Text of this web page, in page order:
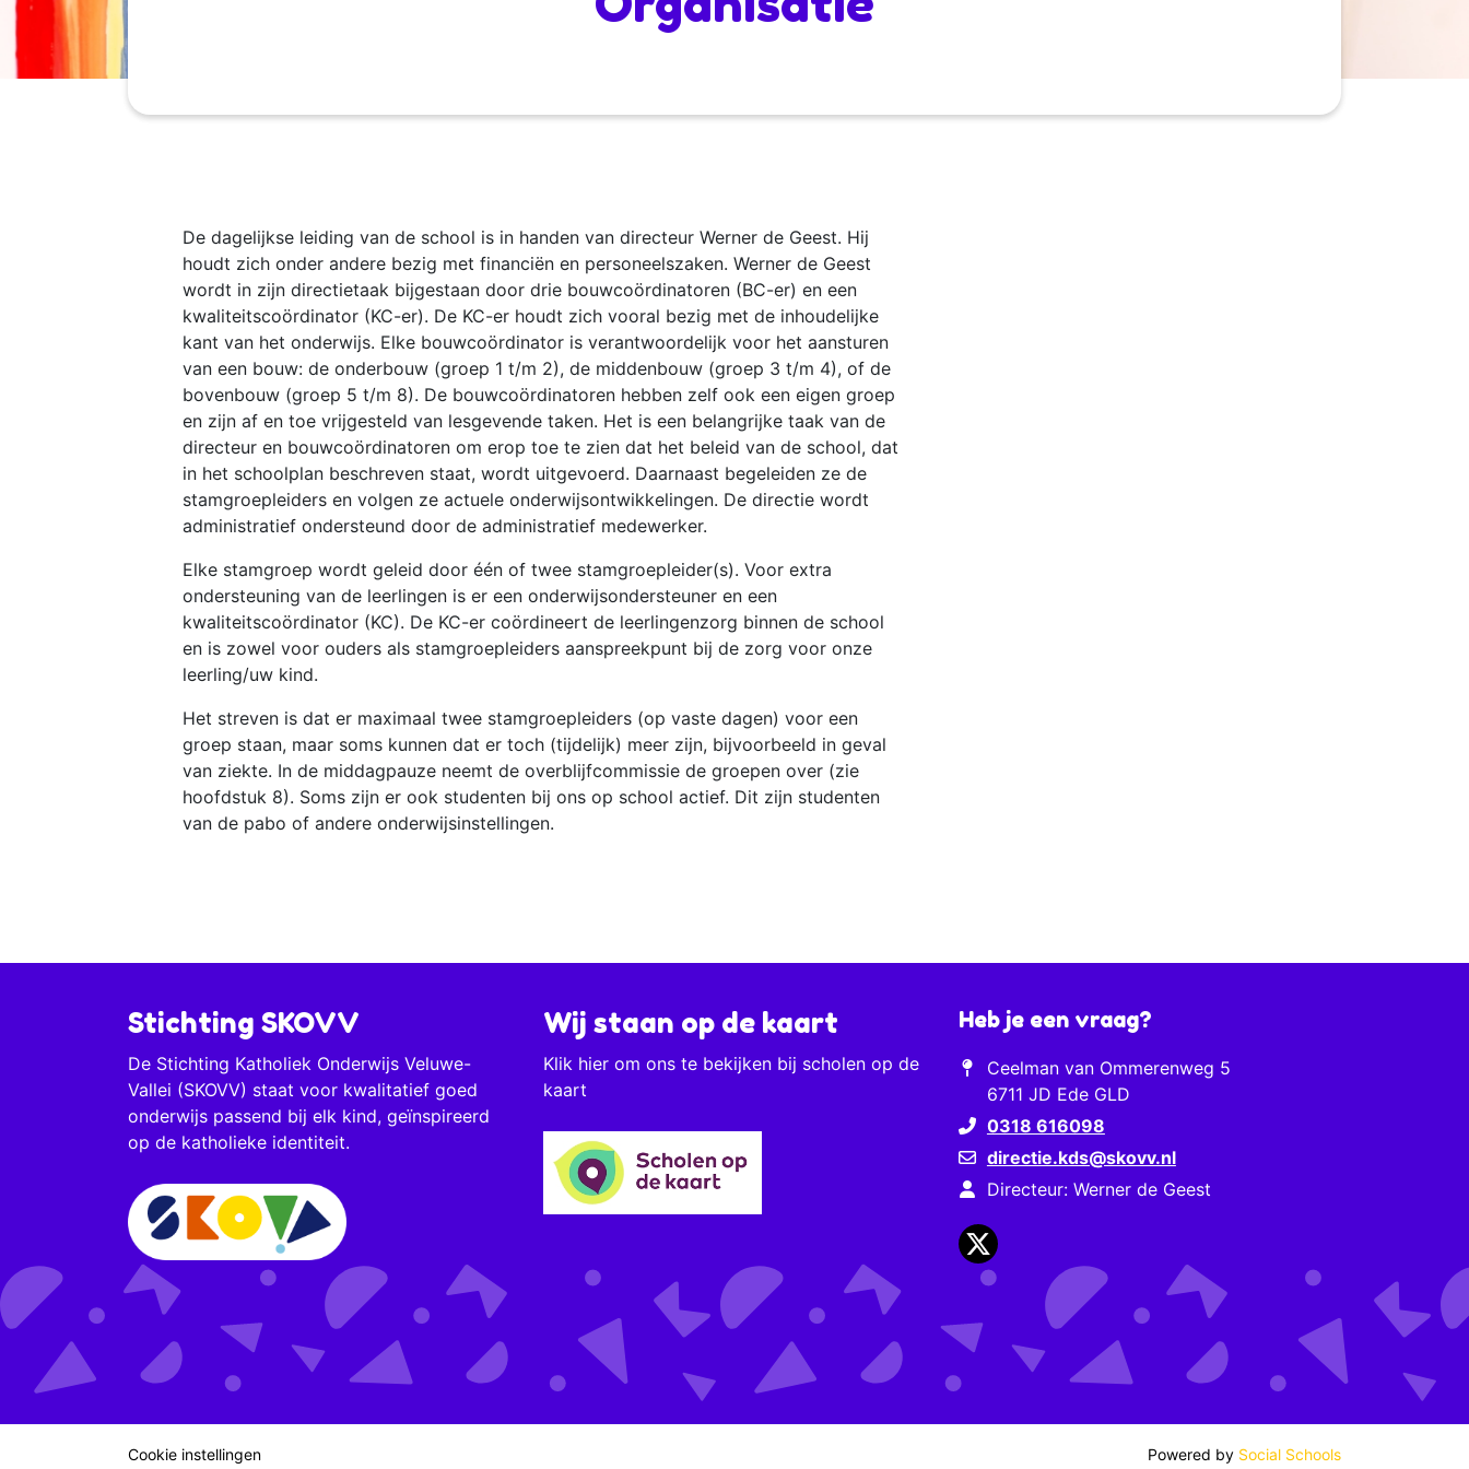
De dagelijkse leiding van de school is in handen van directeur Werner de Geest. Hij
houdt zich onder andere bezig met financiën en personeelszaken. Werner de Geest
wordt in zijn directietaak bijgestaan door drie bouwcoördinatoren (BC-er) en een
kwaliteitscoördinator (KC-er). De KC-er houdt zich vooral bezig met de inhoudelijke
kant van het onderwijs. Elke bouwcoördinator is verantwoordelijk voor het aansturen
van een bouw: de onderbouw (groep 1 t/m 2), de middenbouw (groep 3 t/m 4), of de
bovenbouw (groep 5 t/m 8). De bouwcoördinatoren hebben zelf ook een eigen groep
en zijn af en toe vrijgesteld van lesgevende taken. Het is een belangrijke taak van de
directeur en bouwcoördinatoren om erop toe te zien dat het beleid van de school, dat
in het schoolplan beschreven staat, wordt uitgevoerd. Daarnaast begeleiden ze de
stamgroepleiders en volgen ze actuele onderwijsontwikkelingen. De directie wordt
administratief ondersteund door de administratief medewerker.
Elke stamgroep wordt geleid door één of twee stamgroepleider(s). Voor extra
ondersteuning van de leerlingen is er een onderwijsondersteuner en een
kwaliteitscoördinator (KC). De KC-er coördineert de leerlingenzorg binnen de school
en is zowel voor ouders als stamgroepleiders aanspreekpunt bij de zorg voor onze
leerling/uw kind.
Het streven is dat er maximaal twee stamgroepleiders (op vaste dagen) voor een
groep staan, maar soms kunnen dat er toch (tijdelijk) meer zijn, bijvoorbeeld in geval
van ziekte. In de middagpauze neemt de overblijfcommissie de groepen over (zie
hoofdstuk 8). Soms zijn er ook studenten bij ons op school actief. Dit zijn studenten
van de pabo of andere onderwijsinstellingen.
Stichting SKOVV
De Stichting Katholiek Onderwijs Veluwe-
Vallei (SKOVV) staat voor kwalitatief goed
onderwijs passend bij elk kind, geïnspireerd
op de katholieke identiteit.
Wij staan op de kaart
Klik hierom ons te bekijken bij scholen op de
kaart
Heb je een vraag?
Ceelman van Ommerenweg 5
6711 JD Ede GLD
0318 616098
directie.kds@skovv.nl
Directeur: Werner de Geest
Cookie instellingen Powered by Social Schools